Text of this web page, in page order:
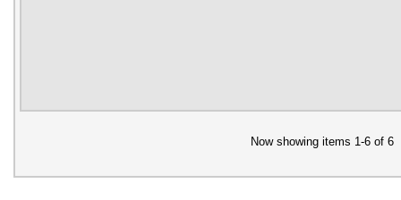
Now showing items 1-6 of 6